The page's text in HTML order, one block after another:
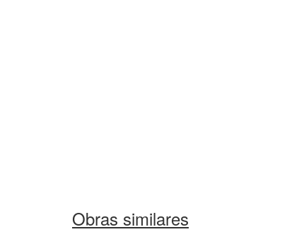
Obras similares